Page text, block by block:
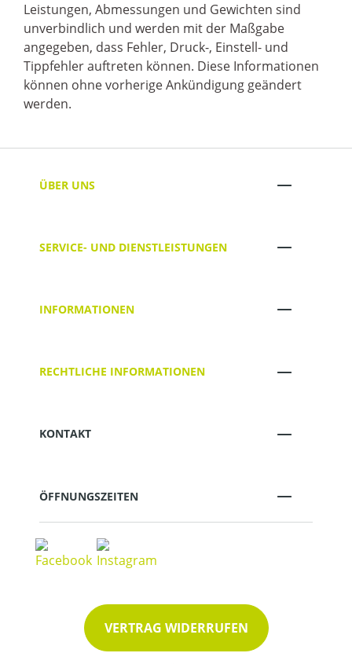
Leistungen, Abmessungen und Gewichten sind
unverbindlich und werden mit der Maßgabe
angegeben, dass Fehler, Druck-, Einstell- und
Tippfehler auftreten können. Diese Informationen
können ohne vorherige Ankündigung geändert
werden.
ÜBER UNS
SERVICE- UND DIENSTLEISTUNGEN
INFORMATIONEN
RECHTLICHE INFORMATIONEN
KONTAKT
ÖFFNUNGSZEITEN
VERTRAG WIDERRUFEN